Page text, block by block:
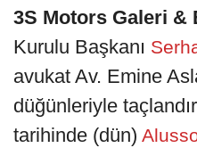
3S Motors Galeri &
Kurulu Başkanı
avukat Av. Emine
düğünleriyle
tarihinde (dün)